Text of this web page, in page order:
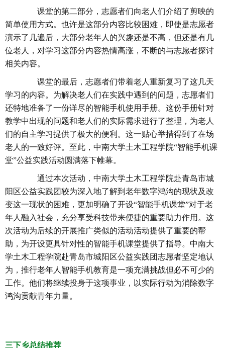
课堂的第二部分，志愿者们向老人们介绍了剪映的
简单使用方式。也许是这部分内容比较困难，即使是志愿者
演示了几遍后，大部分老年人的兴趣还是不高，但还是有几
位老人，对学习这部分内容热情高涨，不断的与志愿者探讨
相关内容。
课堂的最后，志愿者们带着老人重新复习了这几天
学习的内容。为解决老人们在实践中遇到的问题，志愿者们
还特地准备了一份详尽的智能手机使用手册。这份手册针对
教学中出现的问题和老人们的实际需求进行了整理，为老人
们的自主学习提供了极大的便利。这一贴心举措得到了在场
老人的一致好评。至此，中南大学土木工程学院“智能手机课
堂”公益实践活动圆满落下帷幕。
通过本次活动，中南大学土木工程学院赴青岛市城
阳区公益实践团较为深入地了解到老年数字鸿沟的现状及改
变这一现状的困难，更加明确了开设“智能手机课堂”对于老
年人融入社会，充分享受科技带来便捷的重要助力作用。这
次活动为后续的开展推广类似的活动活动提供了重要的帮
助，为开设更具针对性的智能手机课堂提供了指导。中南大
学土木工程学院赴青岛市城阳区公益实践团志愿者坚定地认
为，推行老年人智能手机教育是一项充满挑战但必不可少的
工作。他们将继续投身于这项事业，以实际行动为消除数字
鸿沟贡献青年力量。
三下乡总结推荐